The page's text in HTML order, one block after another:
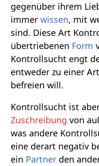
gegenüber ihrem
immerwissen, mit
sind. Diese Art
übertriebenen Form
Kontrollsucht engt
entweder zu einer Art
befreien will.
Kontrollsucht ist
Zuschreibung von
was andere
eine derart negativ
ein Partner den